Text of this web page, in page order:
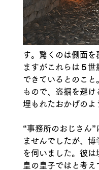
す。驚くのは側面を
ますがこれらは５
できているとのこ
もので、盗掘を避
埋もれたおかげのよ
“事務所のおじさん”
ませんでしたが、
を伺いました。彼は
皇の皇子ではと考え